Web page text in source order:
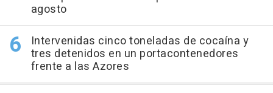
agosto
Intervenidas cinco toneladas de cocaína y
tres detenidos en un portacontenedores
frente a las Azores